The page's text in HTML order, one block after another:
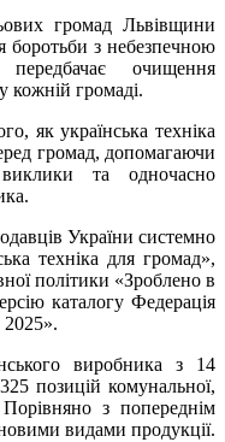
громад Львівщини
боротьби з небезпечною
очищення
кожній громаді.
як українська техніка
громад, допомагаючи
та одночасно
України системно
техніка для громад»,
політики «Зроблено в
каталогу Федерація
2025».
виробника з 14
позицій комунальної,
з попереднім
видами продукції.